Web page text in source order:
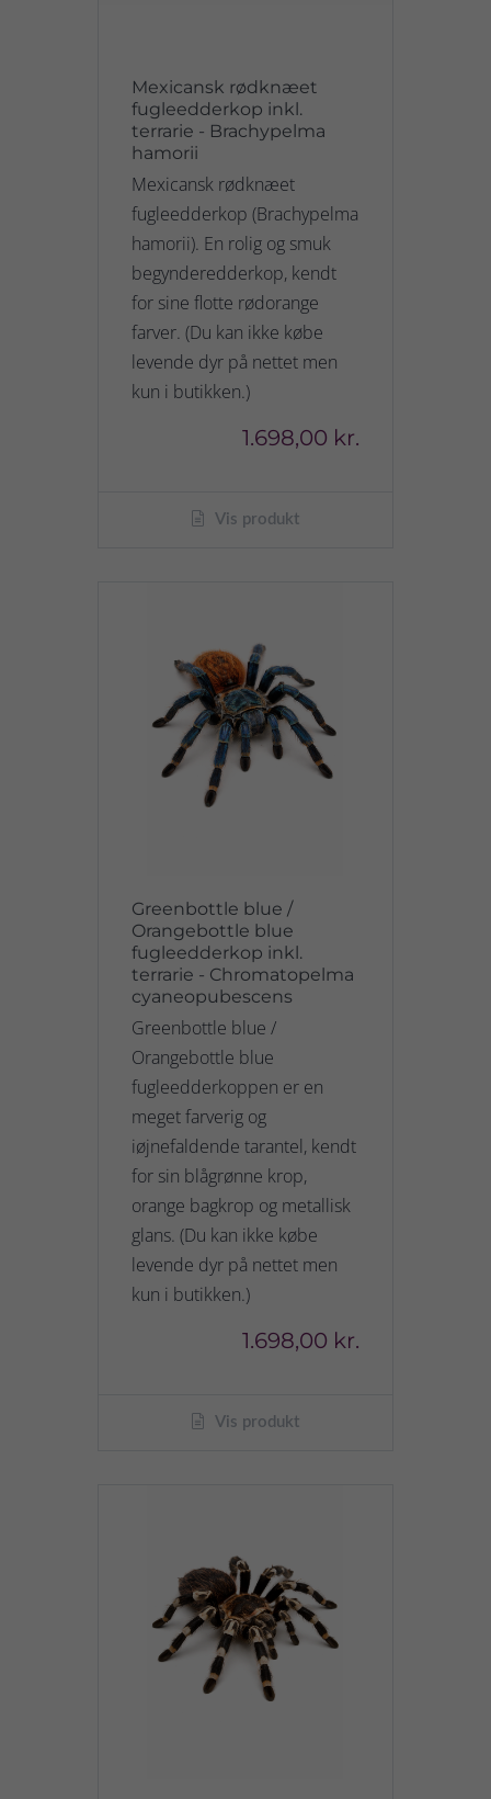
Mexicansk rødknæet
fugleedderkop inkl.
terrarie - Brachypelma
hamorii
Mexicansk rødknæet
fugleedderkop (Brachypelma
hamorii). En rolig og smuk
begynderedderkop, kendt
for sine flotte rødorange
farver. (Du kan ikke købe
levende dyr på nettet men
kun i butikken.)
1.698,00 kr.
Vis produkt
Greenbottle blue /
Orangebottle blue
fugleedderkop inkl.
terrarie - Chromatopelma
cyaneopubescens
Greenbottle blue /
Orangebottle blue
fugleedderkoppen er en
meget farverig og
iøjnefaldende tarantel, kendt
for sin blågrønne krop,
orange bagkrop og metallisk
glans. (Du kan ikke købe
levende dyr på nettet men
kun i butikken.)
1.698,00 kr.
Vis produkt